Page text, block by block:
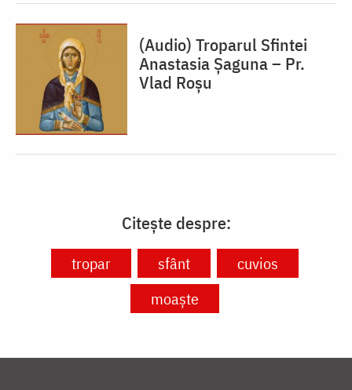
(Audio) Troparul Sfintei
Anastasia Șaguna – Pr.
Vlad Roșu
Citește despre:
tropar sfânt
cuvios
moaște